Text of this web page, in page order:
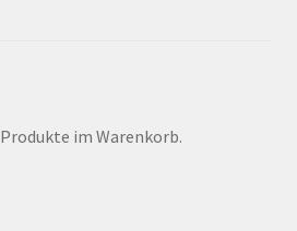
im Warenkorb.